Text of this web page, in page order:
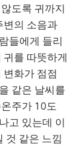
도록 귀까지
변의 소음과
들에게 들리
를 따뜻하게
화가 점점
같은 날씨를
주가 10도
고 있는데 이
것 같은 느낌